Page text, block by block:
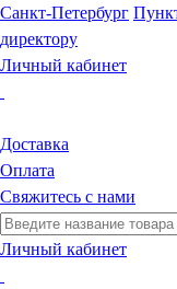
Санкт-Петербург
директору
Личный кабинет
Доставка
Оплата
Свяжитесь с нами
Личный кабинет